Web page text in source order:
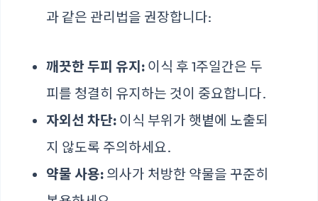
과 같은 관리법을 권장합니다:
깨끗한 두피 유지: 이식 후 1주일간은 두
피를 청결히 유지하는 것이 중요합니다.
자외선 차단: 이식 부위가 햇볕에 노출되
지 않도록 주의하세요.
약물 사용: 의사가 처방한 약물을 꾸준히